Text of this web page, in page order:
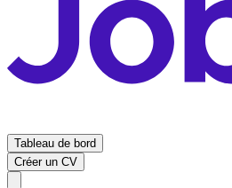
Tableau de bord
Créer un CV